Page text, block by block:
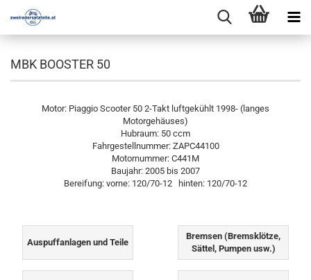
MBK BOOSTER 50
Motor: Piaggio Scooter 50 2-Takt luftgekühlt 1998- (langes
Motorgehäuses)
Hubraum: 50 ccm
Fahrgestellnummer: ZAPC44100
Motornummer: C441M
Baujahr: 2005 bis 2007
Bereifung: vorne: 120/70-12 hinten: 120/70-12
Auspuffanlagen und Teile
Bremsen (Bremsklötze,
Sättel, Pumpen usw.)